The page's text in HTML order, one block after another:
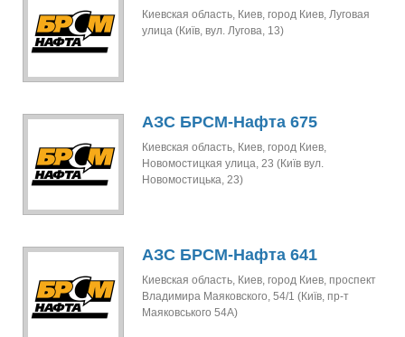
Киевская область, Киев, город Киев, Луговая
улица (Київ, вул. Лугова, 13)
АЗС БРСМ-Нафта 675
Киевская область, Киев, город Киев,
Новомостицкая улица, 23 (Київ вул.
Новомостицька, 23)
АЗС БРСМ-Нафта 641
Киевская область, Киев, город Киев, проспект
Владимира Маяковского, 54/1 (Київ, пр-т
Маяковського 54А)